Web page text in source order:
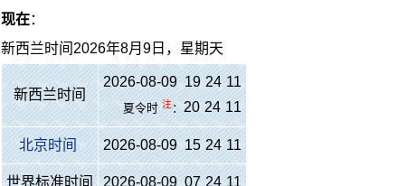
现在：
新西兰时间 2026年8月9日，星期天
新西兰时间
2026-08-09 19 24 11
夏令时 注 ： 20 24 11
北京时间 2026-08-09 15 24 11
世界标准时间 2026-08-09 07 24 11